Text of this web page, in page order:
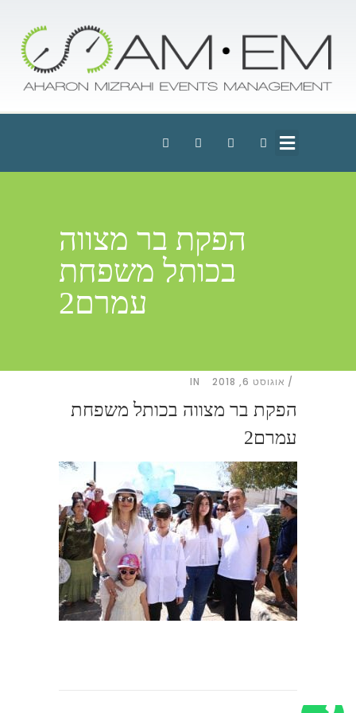
הפקת בר מצווה
בכותל משפחת
עמרם2
אוגוסט 6, 2018 IN
הפקת בר מצווה בכותל משפחת
עמרם2